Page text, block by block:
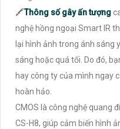
🖍Thông số gây ấn tượng
nghệ hồng ngoại Smart IR
lại hình ảnh trong ánh sáng
sáng hoặc quá tối. Do đó,
hay công ty của mình ngay
hoàn hảo.
CMOS là công nghệ quang
CS-H8, giúp cảm biến hình